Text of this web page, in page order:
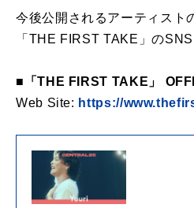
今後公開されるアーティスト
「THE FIRST TAKE」の
■「THE FIRST TAKE」
Web Site: https://